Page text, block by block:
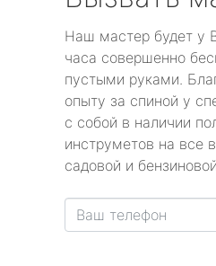
Наш мастер будет у
часа совершенно
пустыми руками.
опыту за спиной у
с собой в наличии
инструметов на все
садовой и